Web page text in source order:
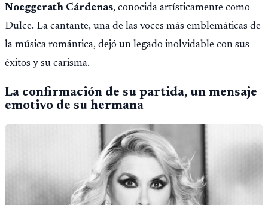
Noeggerath Cárdenas, conocida artísticamente como
Dulce. La cantante, una de las voces más emblemáticas de
la música romántica, dejó un legado inolvidable con sus
éxitos y su carisma.
La confirmación de su partida, un mensaje
emotivo de su hermana